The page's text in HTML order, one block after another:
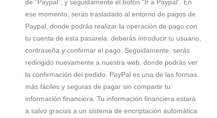
de “Paypal”, y seguidamente el botón “Ir a Paypal”. En
ese momento, serás trasladado al entorno de pagos de
Paypal, donde podrás realizar la operación de pago con
tu cuenta de esta pasarela: deberás introducir tu usuario,
contraseña y confirmar el pago. Seguidamente, serás
redirigido nuevamente a nuestra web, donde podrás ver
la confirmación del pedido. PayPal es una de las formas
más fáciles y seguras de pagar sin compartir tu
información financiera. Tu información financiera estará
a salvo gracias a un sistema de encriptación automática